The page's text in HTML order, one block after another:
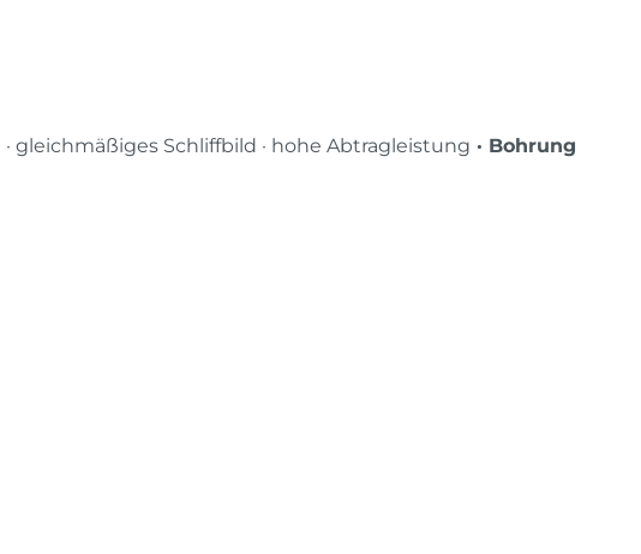
· gleichmäßiges Schliffbild · hohe Abtragleistung · Bohrung